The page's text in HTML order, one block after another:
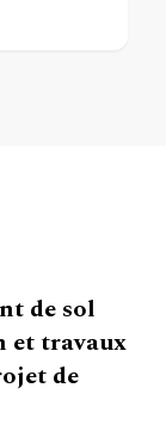
de sol
et travaux
de